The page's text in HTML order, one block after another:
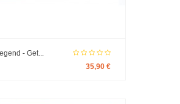
- Get...
35,90 €